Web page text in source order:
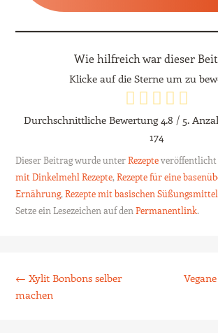
Wie hilfreich war dieser
Klicke auf die Sterne um zu
Durchschnittliche Bewertung4.8 / 5.
174
Dieser Beitrag wurde unterRezepteveröffentlicht
mit Dinkelmehl Rezepte, Rezepte für eine
Ernährung, Rezepte mit basischen
Setze ein Lesezeichen auf den Permanentlink.
← Xylit Bonbons selber
machen